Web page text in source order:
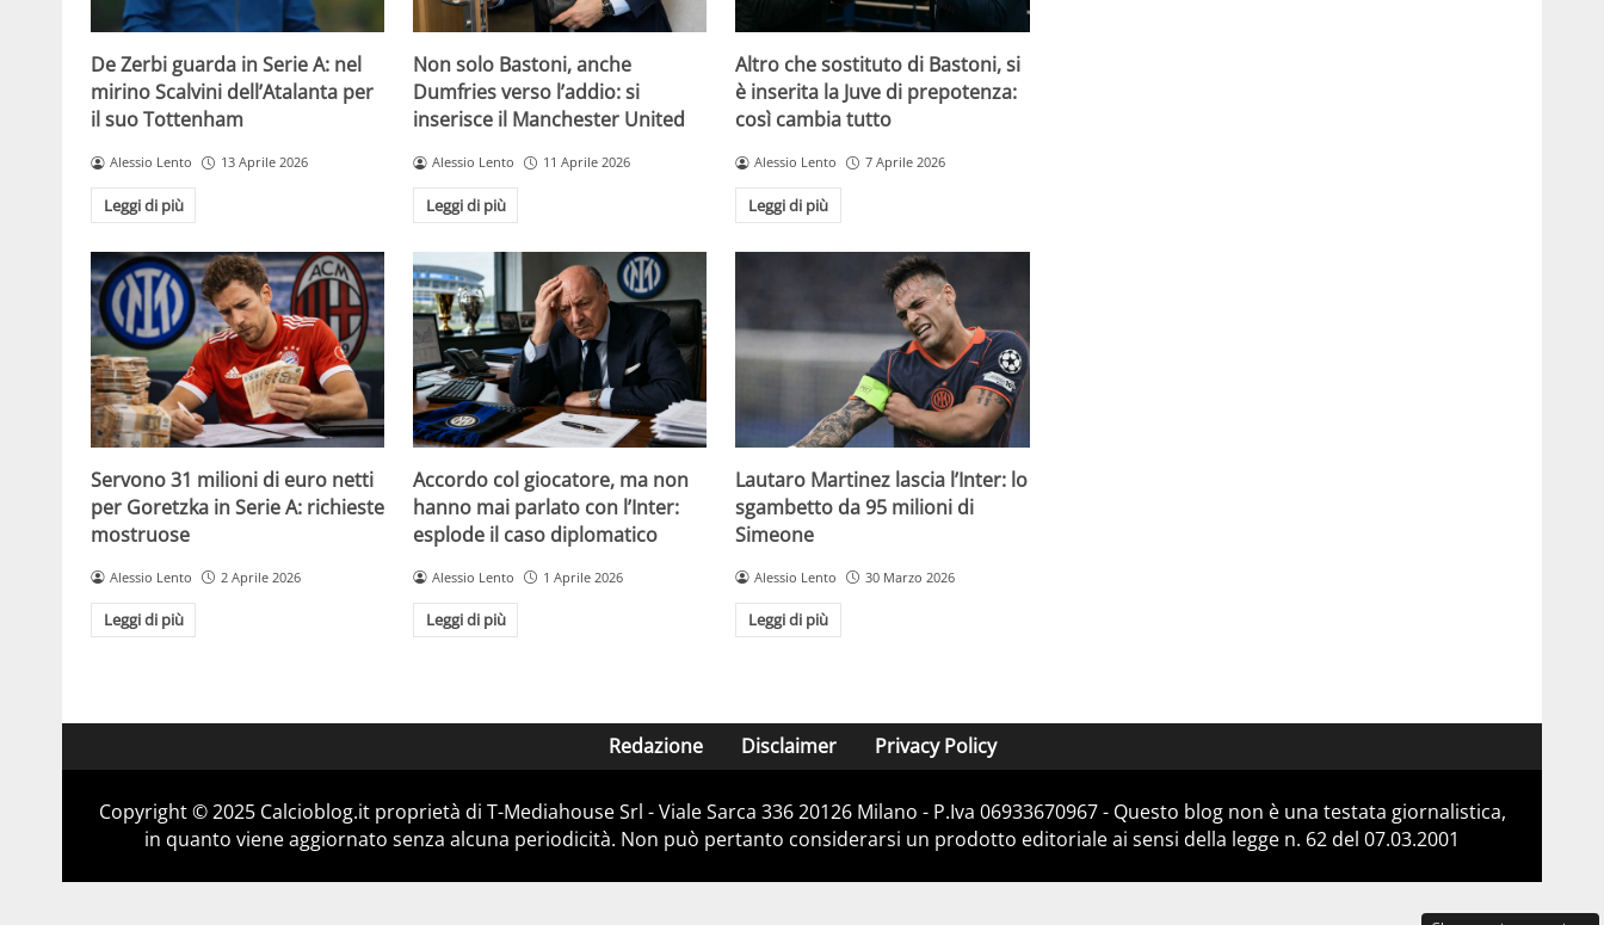
De Zerbi guarda in Serie A: nel
mirino Scalvini dell’Atalanta per
il suo Tottenham
Alessio Lento 13 Aprile 2026
Leggi di più
Non solo Bastoni, anche
Dumfries verso l’addio: si
inserisce il Manchester United
Alessio Lento 11 Aprile 2026
Leggi di più
Altro che sostituto di Bastoni, si
è inserita la Juve di prepotenza:
così cambia tutto
Alessio Lento 7 Aprile 2026
Leggi di più
Servono 31 milioni di euro netti
per Goretzka in Serie A: richieste
mostruose
Alessio Lento 2 Aprile 2026
Leggi di più
Accordo col giocatore, ma non
hanno mai parlato con l’Inter:
esplode il caso diplomatico
Alessio Lento 1 Aprile 2026
Leggi di più
Lautaro Martinez lascia l’Inter: lo
sgambetto da 95 milioni di
Simeone
Alessio Lento 30 Marzo 2026
Leggi di più
Redazione Disclaimer Privacy Policy
Copyright © 2025 Calcioblog.it proprietà di T-Mediahouse Srl - Viale Sarca 336 20126 Milano - P.Iva 06933670967 - Questo blog non è una testata giornalistica,
in quanto viene aggiornato senza alcuna periodicità. Non può pertanto considerarsi un prodotto editoriale ai sensi della legge n. 62 del 07.03.2001